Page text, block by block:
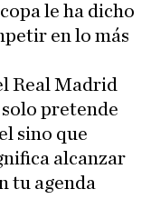
le ha dicho
en lo más
Real Madrid
pretende
sino que
alcanzar
tu agenda